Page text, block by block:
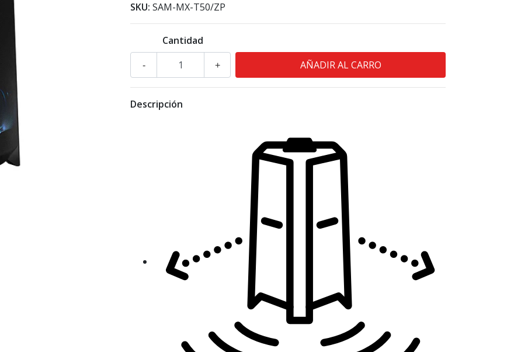
SKU: SAM-MX-T50/ZP
Cantidad
+
-
Descripción